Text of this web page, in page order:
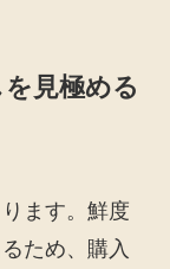
見極める
ます。鮮度
ため、購入